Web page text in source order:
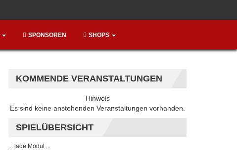
SPONSOREN SHOPS
KOMMENDE VERANSTALTUNGEN
Hinweis
Es sind keine anstehenden Veranstaltungen vorhanden.
SPIELÜBERSICHT
... lade Modul ...